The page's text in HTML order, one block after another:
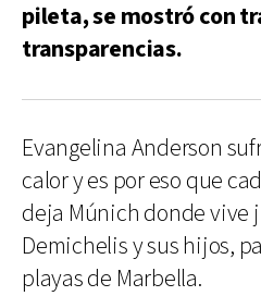
pileta, se mostró con
transparencias.
Evangelina Anderson
calor y es por eso que
deja Múnich donde vive
Demichelis y sus hijos,
playas de Marbella.